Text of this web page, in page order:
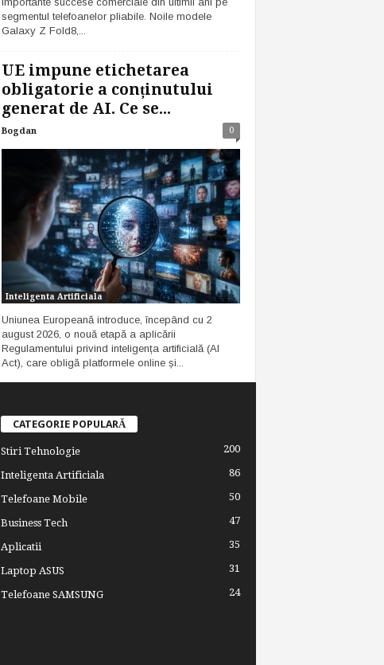
segmentul telefoanelor pliabile. Noile modele
Galaxy Z Fold8,...
UE impune etichetarea
obligatorie a conținutului
generat de AI. Ce se...
Bogdan 0
Inteligenta Artificiala
Uniunea Europeană introduce, începând cu 2
august 2026, o nouă etapă a aplicării
Regulamentului privind inteligența artificială (AI
Act), care obligă platformele online și...
CATEGORIE POPULARĂ
Stiri Tehnologie 200
Inteligenta Artificiala 86
Telefoane Mobile 50
Business Tech 47
Aplicatii 35
Laptop ASUS 31
Telefoane SAMSUNG 24